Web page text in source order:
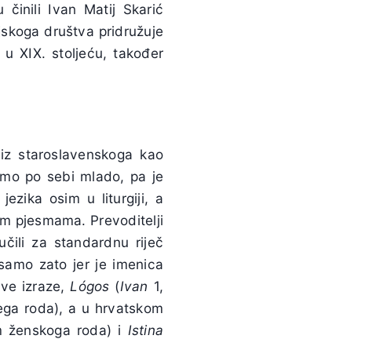
činili Ivan Matij Skarić
društva pridružuje
XIX. stoljeću, također
staroslavenskoga kao
po sebi mlado, pa je
osim u liturgiji, a
pjesmama. Prevoditelji
za standardnu riječ
zato jer je imenica
izraze, Lógos (Ivan 1,
roda), a u hrvatskom
roda) i Istina